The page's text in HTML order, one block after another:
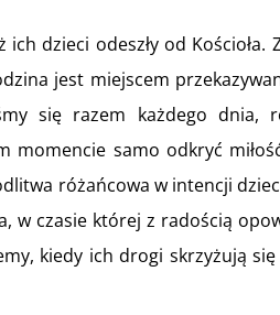
odeszły od Kościoła.
jest miejscem
się razem każdego dnia,
samo odkryć
różańcowa w intencji
w czasie której z radością
kiedy ich drogi skrzyżują